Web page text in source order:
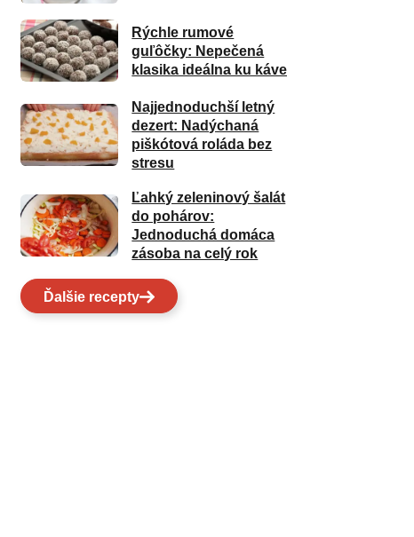
Rýchle rumové
guľôčky: Nepečená
klasika ideálna ku káve
Najjednoduchší letný
dezert: Nadýchaná
piškótová roláda bez
stresu
Ľahký zeleninový šalát
do pohárov:
Jednoduchá domáca
zásoba na celý rok
Ďalšie recepty